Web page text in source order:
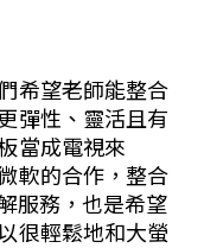
希望老師能整合
彈性、靈活且有
當成電視來
軟的合作，整合
服務，也是希望
很輕鬆地和大螢